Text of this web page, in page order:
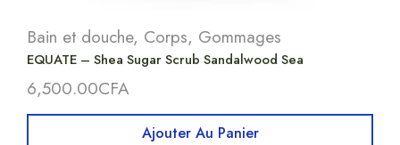
Bain et douche, Corps, Gommages
EQUATE – Shea Sugar Scrub Sandalwood Sea
6,500.00CFA
Ajouter Au Panier